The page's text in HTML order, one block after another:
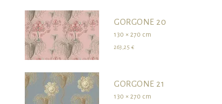
GORGONE 20
130 × 270 cm
263,25 €
GORGONE 21
130 × 270 cm